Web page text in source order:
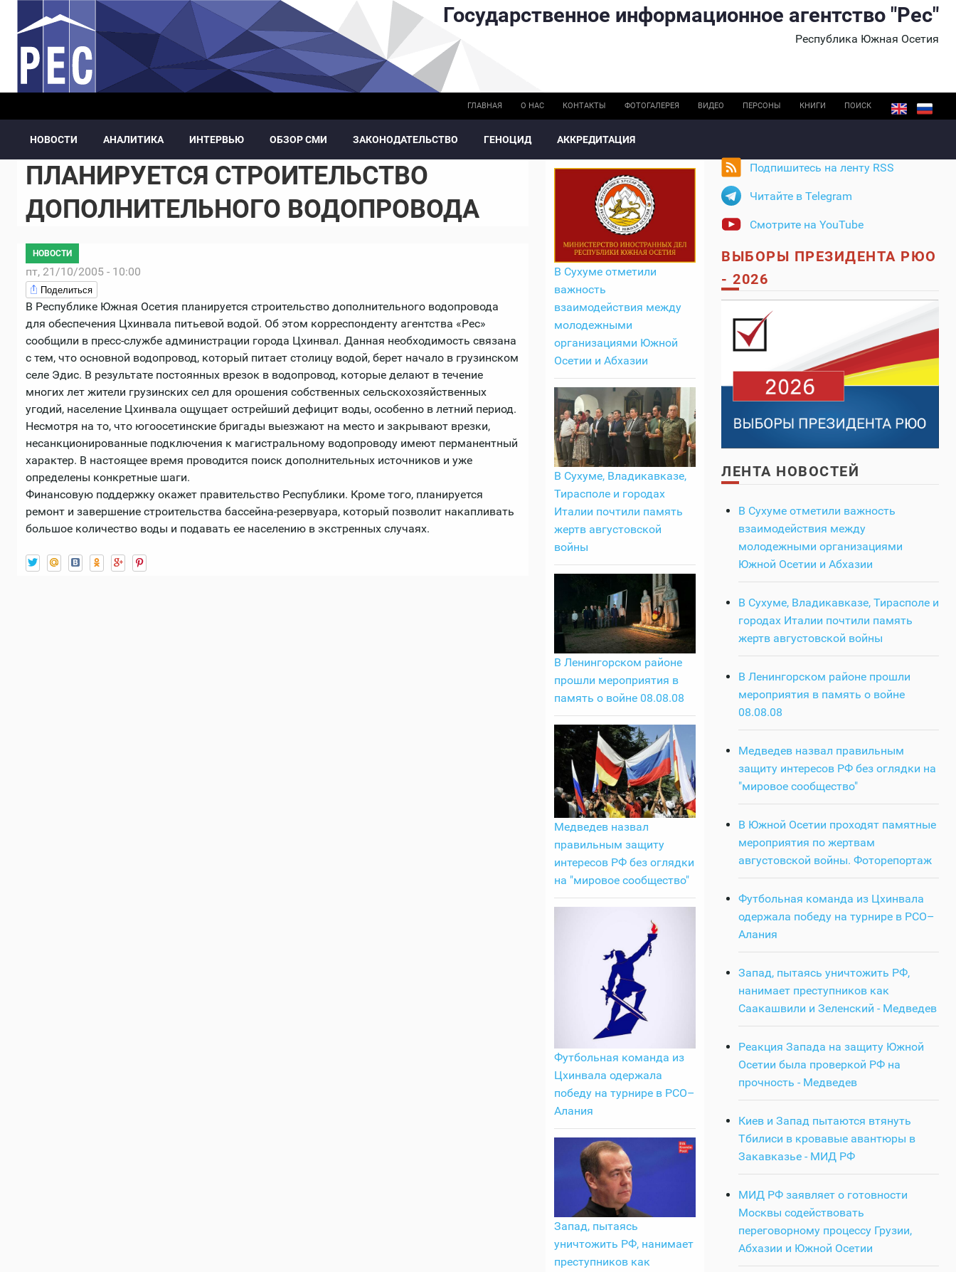
Перейти к основному содержанию Государственное информационное агентство "Рес"
Республика Южная Осетия
ГЛАВНАЯ О НАС КОНТАКТЫ ФОТОГАЛЕРЕЯ ВИДЕО ПЕРСОНЫ КНИГИ ПОИСК
НОВОСТИ АНАЛИТИКА ИНТЕРВЬЮ ОБЗОР СМИ ЗАКОНОДАТЕЛЬСТВО ГЕНОЦИД АККРЕДИТАЦИЯ
ПЛАНИРУЕТСЯ СТРОИТЕЛЬСТВО
ДОПОЛНИТЕЛЬНОГО ВОДОПРОВОДА
НОВОСТИ
пт, 21/10/2005 - 10:00
Поделиться
В Республике Южная Осетия планируется строительство дополнительного водопровода
для обеспечения Цхинвала питьевой водой. Об этом корреспонденту агентства «Рес»
сообщили в пресс-службе администрации города Цхинвал. Данная необходимость связана
с тем, что основной водопровод, который питает столицу водой, берет начало в грузинском
селе Эдис. В результате постоянных врезок в водопровод, которые делают в течение
многих лет жители грузинских сел для орошения собственных сельскохозяйственных
угодий, население Цхинвала ощущает острейший дефицит воды, особенно в летний период.
Несмотря на то, что югоосетинские бригады выезжают на место и закрывают врезки,
несанкционированные подключения к магистральному водопроводу имеют перманентный
характер. В настоящее время проводится поиск дополнительных источников и уже
определены конкретные шаги.
Финансовую поддержку окажет правительство Республики. Кроме того, планируется
ремонт и завершение строительства бассейна-резервуара, который позволит накапливать
большое количество воды и подавать ее населению в экстренных случаях.
В Сухуме отметили
важность
взаимодействия между
молодежными
организациями Южной
Осетии и Абхазии
В Сухуме, Владикавказе,
Тирасполе и городах
Италии почтили память
жертв августовской
войны
В Ленингорском районе
прошли мероприятия в
память о войне 08.08.08
Медведев назвал
правильным защиту
интересов РФ без оглядки
на "мировое сообщество"
Футбольная команда из
Цхинвала одержала
победу на турнире в РСО–
Алания
Запад, пытаясь
уничтожить РФ, нанимает
преступников как
Подпишитесь на ленту RSS
Читайте в Telegram
Смотрите на YouTube
ВЫБОРЫ ПРЕЗИДЕНТА РЮО
- 2026
ЛЕНТА НОВОСТЕЙ
В Сухуме отметили важность
взаимодействия между
молодежными организациями
Южной Осетии и Абхазии
В Сухуме, Владикавказе, Тирасполе и
городах Италии почтили память
жертв августовской войны
В Ленингорском районе прошли
мероприятия в память о войне
08.08.08
Медведев назвал правильным
защиту интересов РФ без оглядки на
"мировое сообщество"
В Южной Осетии проходят памятные
мероприятия по жертвам
августовской войны. Фоторепортаж
Футбольная команда из Цхинвала
одержала победу на турнире в РСО–
Алания
Запад, пытаясь уничтожить РФ,
нанимает преступников как
Саакашвили и Зеленский - Медведев
Реакция Запада на защиту Южной
Осетии была проверкой РФ на
прочность - Медведев
Киев и Запад пытаются втянуть
Тбилиси в кровавые авантюры в
Закавказье - МИД РФ
МИД РФ заявляет о готовности
Москвы содействовать
переговорному процессу Грузии,
Абхазии и Южной Осетии